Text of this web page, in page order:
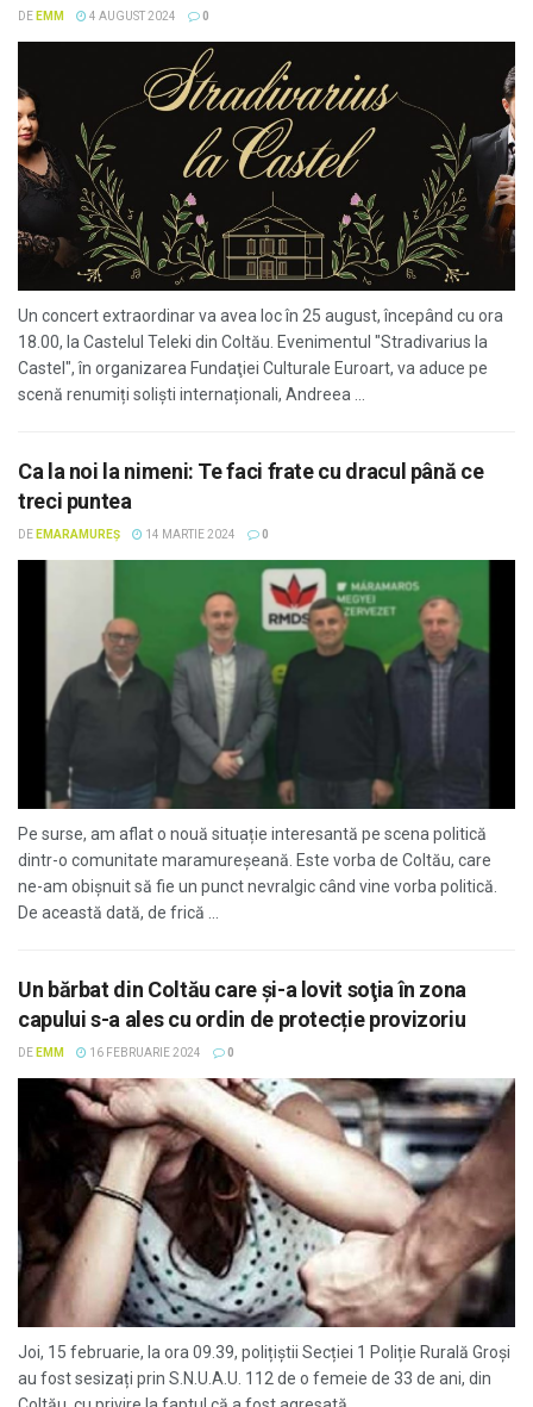
DE EMM 4 AUGUST 2024 0
Un concert extraordinar va avea loc în 25 august, începând cu ora
18.00, la Castelul Teleki din Coltău. Evenimentul "Stradivarius la
Castel", în organizarea Fundaţiei Culturale Euroart, va aduce pe
scenă renumiți soliști internaționali, Andreea ...
Ca la noi la nimeni: Te faci frate cu dracul până ce
treci puntea
DE EMARAMUREȘ 14 MARTIE 2024 0
Pe surse, am aflat o nouă situație interesantă pe scena politică
dintr-o comunitate maramureșeană. Este vorba de Coltău, care
ne-am obișnuit să fie un punct nevralgic când vine vorba politică.
De această dată, de frică ...
Un bărbat din Coltău care şi-a lovit soţia în zona
capului s-a ales cu ordin de protecție provizoriu
DE EMM 16 FEBRUARIE 2024 0
Joi, 15 februarie, la ora 09.39, polițiștii Secției 1 Poliție Rurală Groși
au fost sesizați prin S.N.U.A.U. 112 de o femeie de 33 de ani, din